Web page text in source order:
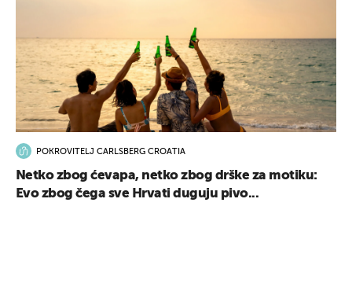
POKROVITELJ CARLSBERG CROATIA
Netko zbog ćevapa, netko zbog drške za motiku:
Evo zbog čega sve Hrvati duguju pivo...
UKLJUČITE NOTIFIKACIJE